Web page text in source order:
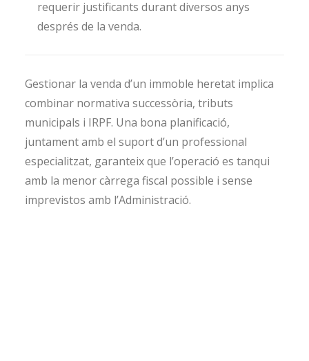
requerir justificants durant diversos anys
després de la venda.
Gestionar la venda d’un immoble heretat implica
combinar normativa successòria, tributs
municipals i IRPF. Una bona planificació,
juntament amb el suport d’un professional
especialitzat, garanteix que l’operació es tanqui
amb la menor càrrega fiscal possible i sense
imprevistos amb l’Administració.